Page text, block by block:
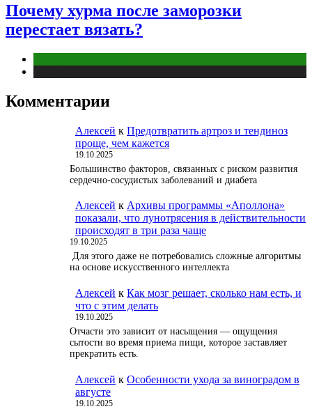
Почему хурма после заморозки
перестает вязать?
Комментарии
Алексей к Предотвратить артроз и тендиноз
проще, чем кажется
19.10.2025
Большинство факторов, связанных с риском развития
сердечно-сосудистых заболеваний и диабета
Алексей к Архивы программы «Аполлона»
показали, что лунотрясения в действительности
происходят в три раза чаще
19.10.2025
Для этого даже не потребовались сложные алгоритмы
на основе искусственного интеллекта
Алексей к Как мозг решает, сколько нам есть, и
что с этим делать
19.10.2025
Отчасти это зависит от насыщения — ощущения
сытости во время приема пищи, которое заставляет
прекратить есть.
Алексей к Особенности ухода за виноградом в
августе
19.10.2025